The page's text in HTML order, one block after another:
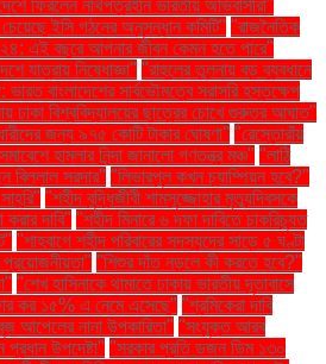
ফিরলেন নথিপত্রহীন ভারতীয় অভিবাসীরা"
ইসি গঠনের অনুসন্ধান কমিটি" "রাজনৈতিক
এই বছরে আপনার জীবন কেমন হতে পারে"
যাত্রায় নিষেধাজ্ঞা" "রাহুলের তুলনায় বড় ব্যবধানে
ভারত বাংলাদেশের সার্বভৌমত্বে সরাসরি হস্তক্ষেপ
ঢাকা বিশ্ববিদ্যালয়ের ছাত্রের চোখে গুরুতর আঘাত"
জন্য ৯৭৫ কোটি টাকার ঘোষণা" "রেস্তোরাঁয়
হামলার নিন্দা জানালো গণতন্ত্র মঞ্চ" "লাঠি
বিল্লাল সরদার" "লিভারপুল কখন চ্যাম্পিয়ন হবে?"
"শহীদ বুদ্ধিজীবী শামসুজ্জোহার মৃত্যুদিবসকে
দাবি" "শহীদ মিনারে ৬ দফা দাবিতে চাকরিচ্যুত
"শাহবাগে শহীদ পরিবারের সদস্যদের সাড়ে ৫ ঘণ্টা
"শিশুর দাঁত নড়লে কী করতে হবে?"
"শেখ হাসিনাকে থামাতে ঢাকায় ভারতীয় দূতাবাসে
কর ১৫% এ নেমে এসেছে" "শ্রমিকেরা দাবি
আপেলের নানা উপকারিতা" "সংযুক্ত আরব
উপদেষ্টা" "সরকার প্রতি ডজন ডিম ১৩০